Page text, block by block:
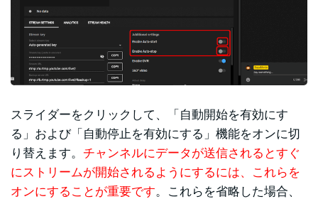
スライダーをクリックして、「自動開始を有効にす
る」および「自動停止を有効にする」機能をオンに切
り替えます。 チャンネルにデータが送信されるとすぐ
にストリームが開始されるようにするには、これらを
オンにすることが重要です。これらを省略した場合、